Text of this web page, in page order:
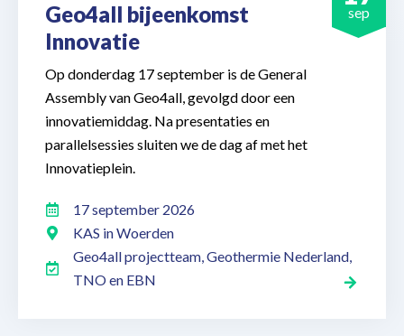
sep
Geo4all bijeenkomst
Innovatie
Op donderdag 17 september is de General
Assembly van Geo4all, gevolgd door een
innovatiemiddag. Na presentaties en
parallelsessies sluiten we de dag af met het
Innovatieplein.
17 september 2026
KAS in Woerden
Geo4all projectteam, Geothermie Nederland,
TNO en EBN